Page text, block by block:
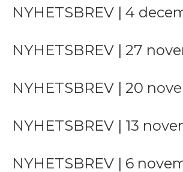
NYHETSBREV | 4
NYHETSBREV | 27
NYHETSBREV | 20
NYHETSBREV | 13
NYHETSBREV | 6